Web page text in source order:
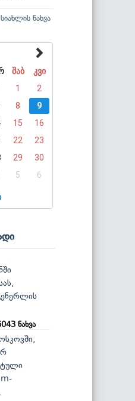
ნახვა
შაბ
კვი
1
2
8
9
15
16
22
23
29
30
5 6
ნახვა